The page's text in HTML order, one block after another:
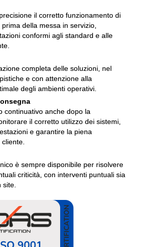
il corretto funzionamento di
della messa in servizio,
conformi agli standard e alle
completa delle soluzioni, nel
e con attenzione alla
degli ambienti operativi.
continuativo anche dopo la
il corretto utilizzo dei sistemi,
e garantire la piena
è sempre disponibile per risolvere
criticità, con interventi puntuali sia